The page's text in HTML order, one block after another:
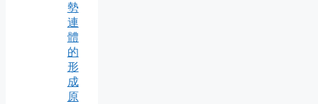
勢
連
體
的
形
成
原